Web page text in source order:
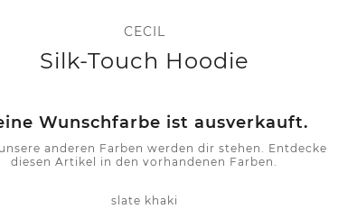
CECIL
Silk-Touch Hoodie
Wunschfarbe ist ausverkauft.
anderen Farben werden dir stehen. Entdecke
diesen Artikel in den vorhandenen Farben.
slate khaki